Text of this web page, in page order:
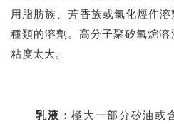
用脂肪族、芳香族或氯化烴作
種類的溶劑。高分子聚矽氧烷溶
粘度太大。
乳液：極大一部分矽油或